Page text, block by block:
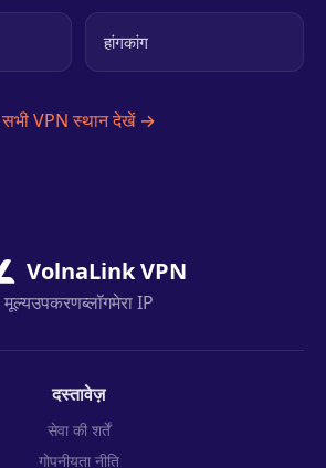
हांगकांग
सभी VPN स्थान देखें →
VolnaLink VPN
मूल्यउपकरणब्लॉगमेरा IP
दस्तावेज़
सेवा की शर्तें
गोपनीयता नीति